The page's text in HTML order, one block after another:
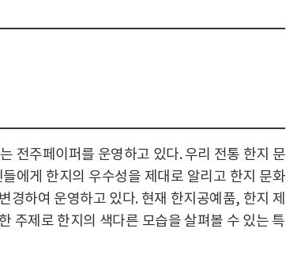
전주페이퍼를 운영하고 있다. 우리 전통 한지 문
에게 한지의 우수성을 제대로 알리고 한지 문화
하여 운영하고 있다. 현재 한지공예품, 한지 제
주제로 한지의 색다른 모습을 살펴볼 수 있는 특